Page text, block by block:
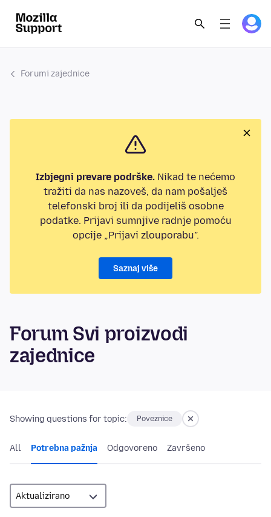
Forumi zajednice
Izbjegni prevare podrške. Nikad te nećemo
tražiti da nas nazoveš, da nam pošalješ
telefonski broj ili da podijeliš osobne
podatke. Prijavi sumnjive radnje pomoću
opcije „Prijavi zlouporabu”.
Saznaj više
Forum Svi proizvodi
zajednice
Showing questions for topic: Poveznice
All Potrebna pažnja Odgovoreno Završeno